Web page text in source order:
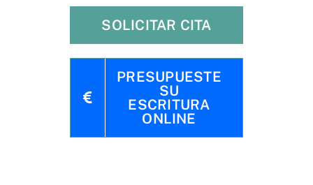
SOLICITAR CITA
PRESUPUESTE
SU
ESCRITURA
ONLINE